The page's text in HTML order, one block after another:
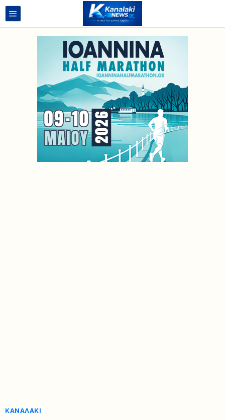
ΚΑΝΑΛΆΚΙ